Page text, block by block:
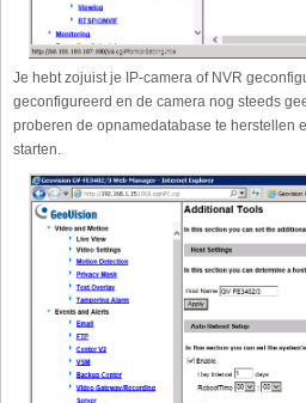
Je hebt zojuist je IP-camera of NVR
geconfigureerd en de camera nog steeds
proberen de opnamedatabase te herstellen
starten.